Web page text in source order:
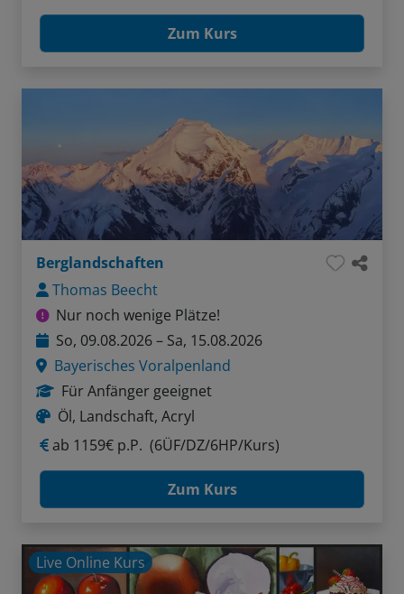
Zum Kurs
Berglandschaften
Thomas Beecht
Nur noch wenige Plätze!
So, 09.08.2026 – Sa, 15.08.2026
Bayerisches Voralpenland
Für Anfänger geeignet
Öl, Landschaft, Acryl
ab 1159€ p.P. (6ÜF/DZ/6HP/Kurs)
Zum Kurs
Live Online Kurs